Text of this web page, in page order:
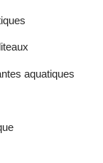
aquatiques